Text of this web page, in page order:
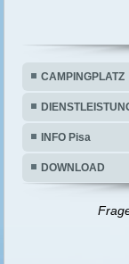
CAMPINGPLATZ
INFO Pisa
DOWNLOAD